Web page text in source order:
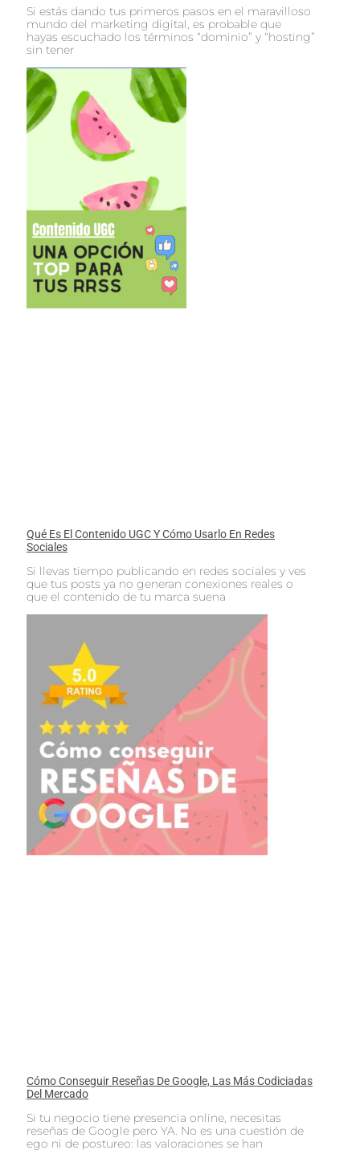
Si estás dando tus primeros pasos en el maravilloso
mundo del marketing digital, es probable que
hayas escuchado los términos “dominio” y “hosting”
sin tener
Qué Es El Contenido UGC Y Cómo Usarlo En Redes
Sociales
Si llevas tiempo publicando en redes sociales y ves
que tus posts ya no generan conexiones reales o
que el contenido de tu marca suena
Cómo Conseguir Reseñas De Google, Las Más Codiciadas
Del Mercado
Si tu negocio tiene presencia online, necesitas
reseñas de Google pero YA. No es una cuestión de
ego ni de postureo: las valoraciones se han